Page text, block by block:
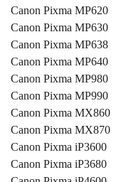
Canon Pixma MP620
Canon Pixma MP630
Canon Pixma MP638
Canon Pixma MP640
Canon Pixma MP980
Canon Pixma MP990
Canon Pixma MX860
Canon Pixma MX870
Canon Pixma iP3600
Canon Pixma iP3680